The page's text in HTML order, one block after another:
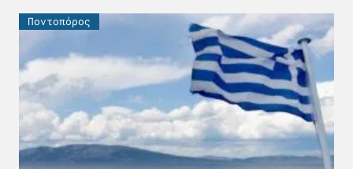
Ποντοπόρος